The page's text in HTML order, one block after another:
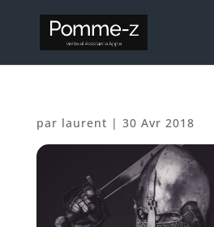
par laurent | 30 Avr 2018